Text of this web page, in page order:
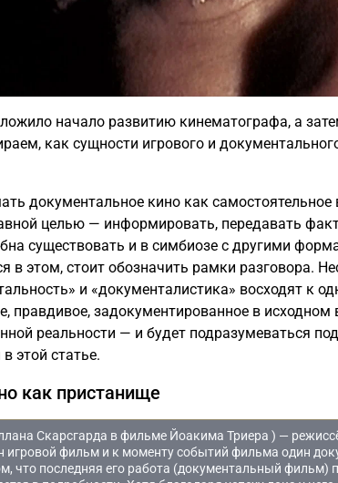
начало развитию кинематографа, а
как сущности игрового и
документальное кино как самостоятельное
целью — информировать, передавать
существовать и в симбиозе с другими
в этом, стоит обозначить рамки разговора.
и «документалистика» восходят к
правдивое, задокументированное в
реальности — и будет подразумеваться
этой статье.
как пристанище
Скарсгарда в фильме Йоакима Триера ) —
игровой фильм и к моменту событий фильма один
что последняя его работа (документальный фильм)